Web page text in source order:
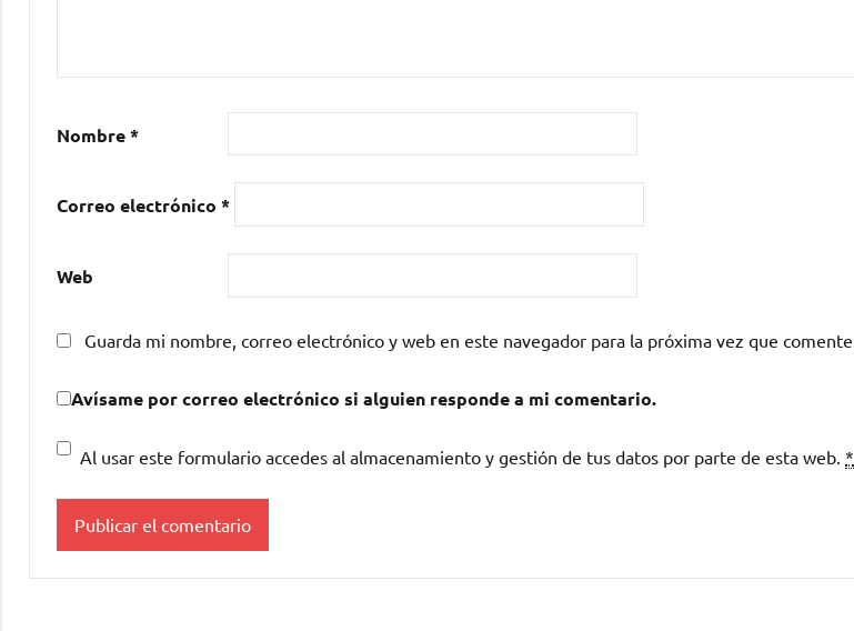
Nombre*
Correo electrónico *
Web
Guarda mi nombre, correo electrónico y web en este navegador para la próxima vez que comente.
Avísame por correo electrónico si alguien responde a mi comentario.
Al usar este formulario accedes al almacenamiento y gestión de tus datos por parte de esta web. *